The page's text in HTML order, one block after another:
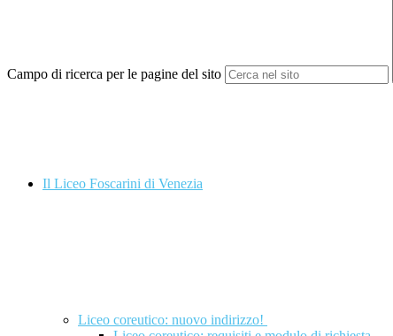
Campo di ricerca per le pagine del sito
Il Liceo Foscarini di Venezia
Liceo coreutico: nuovo indirizzo!